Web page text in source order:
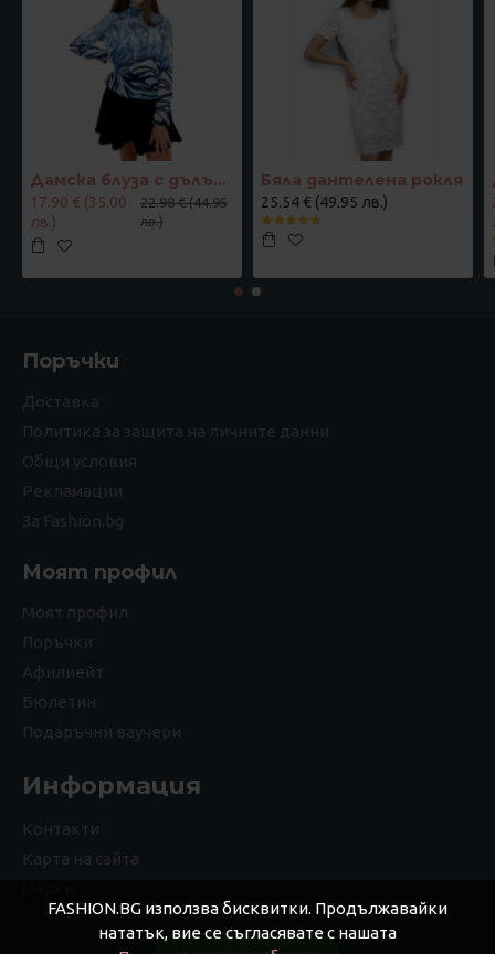
Дамска блуза с дълъг ръкав и ластик в кръста с интересен принт в синьо
17.90 € (35.00
лв.)
22.98 € (44.95
лв.)
Бяла дантелена рокля
25.54 € (49.95 лв.)
Поръчки
Доставка
Политика за защита на личните данни
Общи условия
Рекламации
За Fashion.bg
Моят профил
Моят профил
Поръчки
Афилиейт
Бюлетин
Подаръчни ваучери
Информация
Контакти
Карта на сайта
FASHION.BG използва бисквитки. Продължавайки
нататък, вие се съгласявате с нашата